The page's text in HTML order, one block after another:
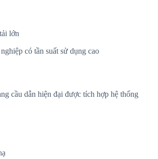
lớn
có tần suất sử dụng cao
cầu dẫn hiện đại được tích hợp hệ thống